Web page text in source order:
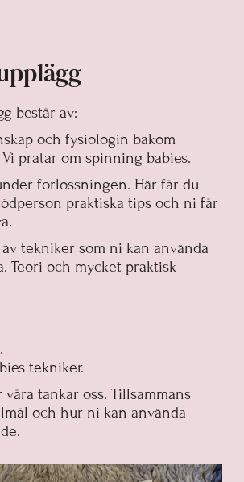
består av:
och fysiologin bakom
pratar om spinning babies.​
förlossningen. Här får du
praktiska tips och ni får
tekniker som ni kan använda
Teori och mycket praktisk
tekniker.
våra tankar oss. Tillsammans
och hur ni kan använda